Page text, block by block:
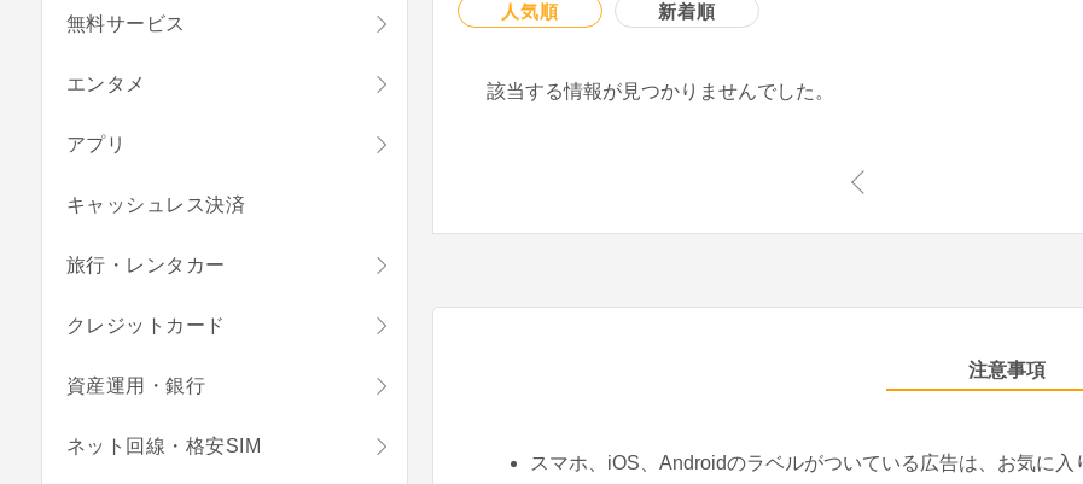
人気順 新着順
該当する情報が見つかりませんでした。
注意事項
スマホ、iOS、Androidのラベルがついている広告は、お気に入
無料サービス
エンタメ
アプリ
キャッシュレス決済
旅行・レンタカー
クレジットカード
資産運用・銀行
ネット回線・格安SIM